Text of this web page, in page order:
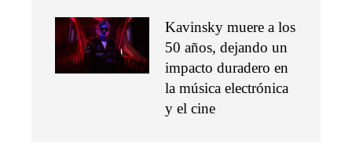
Kavinsky muere a los
50 años, dejando un
impacto duradero en
la música electrónica
y el cine